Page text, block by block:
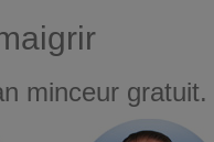
minceur gratuit.